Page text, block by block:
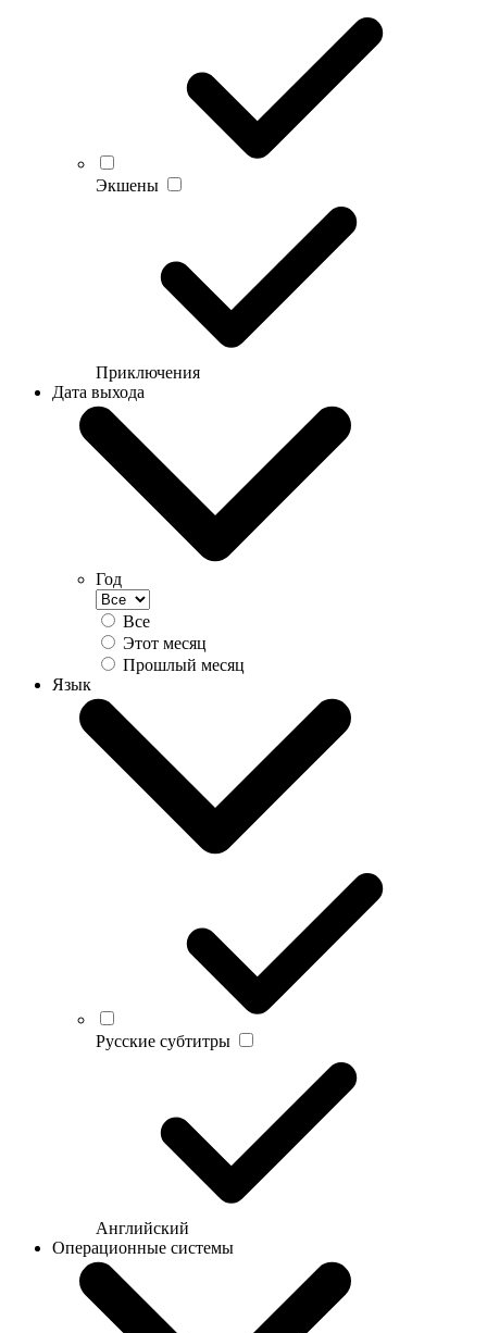
Экшены
Приключения
Дата выхода
Год
Все
Этот месяц
Прошлый месяц
Язык
Русские субтитры
Английский
Операционные системы